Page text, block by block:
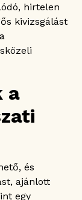
hirtelen
kivizsgálást
a
és
ajánlott
egy